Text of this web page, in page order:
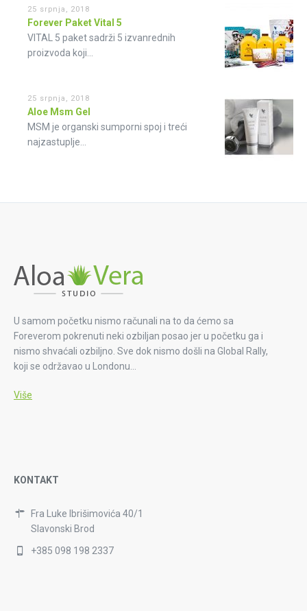
25 srpnja, 2018
Forever Paket Vital 5
VITAL 5 paket sadrži 5 izvanrednih
proizvoda koji...
25 srpnja, 2018
Aloe Msm Gel
MSM je organski sumporni spoj i treći
najzastuplje...
U samom početku nismo računali na to da ćemo sa
Foreverom pokrenuti neki ozbiljan posao jer u početku ga i
nismo shvaćali ozbiljno. Sve dok nismo došli na Global Rally,
koji se održavao u Londonu…
Više
KONTAKT
Fra Luke Ibrišimovića 40/1
Slavonski Brod
+385 098 198 2337